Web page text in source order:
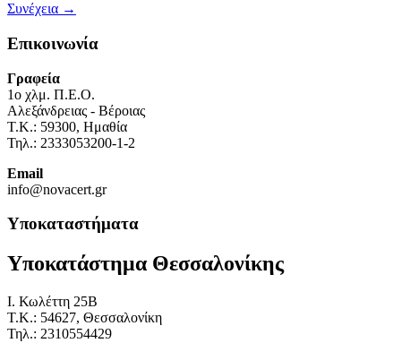
Συνέχεια →
Επικοινωνία
Γραφεία
1o χλμ. Π.Ε.Ο.
Αλεξάνδρειας - Βέροιας
Τ.Κ.: 59300, Ημαθία
Τηλ.: 2333053200-1-2
Email
info@novacert.gr
Υποκαταστήματα
Υποκατάστημα Θεσσαλονίκης
I. Κωλέττη 25Β
Τ.Κ.: 54627, Θεσσαλονίκη
Τηλ.: 2310554429